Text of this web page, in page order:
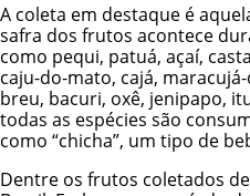
A coleta em destaque é
safra dos frutos acontece
como pequi, patuá, açaí,
caju-do-mato, cajá,
breu, bacuri, oxê, jenipapo,
todas as espécies são
como “chicha”, um tipo de
Dentre os frutos coletados